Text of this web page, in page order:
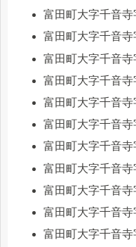
富田町大字千音
富田町大字千音
富田町大字千音
富田町大字千音
富田町大字千音
富田町大字千音
富田町大字千音
富田町大字千音
富田町大字千音
富田町大字千音
富田町大字千音